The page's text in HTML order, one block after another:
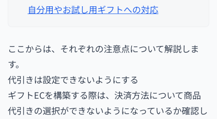
自分用やお試し用ギフトへの対応
ここからは、それぞれの注意点について解説しま
す。
代引きは設定できないようにする
ギフトECを構築する際は、決済方法について商品
代引きの選択ができないようになっているか確認し